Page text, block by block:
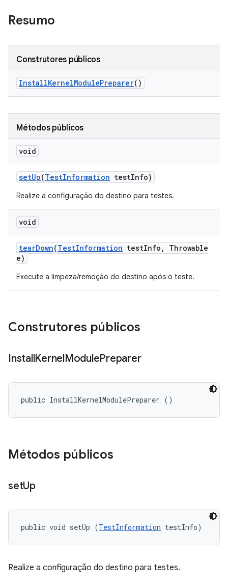
Resumo
Construtores públicos
InstallKernelModulePreparer()
Métodos públicos
void
setUp(TestInformation testInfo)
Realize a configuração do destino para testes.
void
tearDown(TestInformation testInfo ,
Throwable
e)
Execute a limpeza/remoção do destino após o teste.
Construtores públicos
InstallKernelModulePreparer
public InstallKernelModulePreparer ()
Métodos públicos
setUp
public void setUp (TestInformation testInfo)
Realize a configuração do destino para testes.